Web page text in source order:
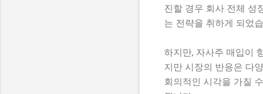
진할 경우 회사 전체 성
는 전략을 취하게 되었
하지만, 자사주 매입이
지만 시장의 반응은 다
회의적인 시각을 가질